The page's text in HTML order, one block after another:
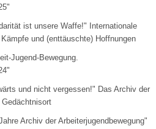
ist unsere Waffe!" Internationale
und (enttäuschte) Hoffnungen
Jugend-Bewegung.
und nicht vergessen!" Das Archiv der
Archiv der Arbeiterjugendbewegung"